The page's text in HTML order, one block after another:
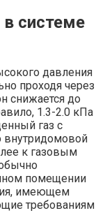
системе
давления
проходя через
снижается до
1.3-2.0 кПа
газ с
внутридомовой
к газовым
помещении
имеющем
требованиям